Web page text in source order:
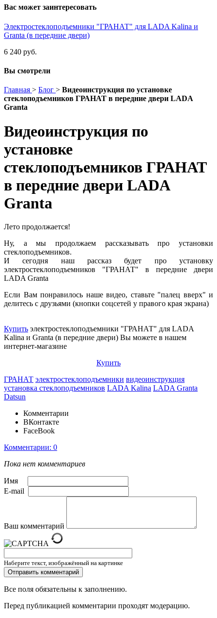
Вас может заинтересовать
Электростеклоподъемники "ГРАНАТ" для LADA Kalina и
Granta (в передние двери)
6 240 руб.
Вы смотрели
Главная > Блог > Видеоинструкция по установке
стеклоподъемников ГРАНАТ в передние двери LADA
Granta
Видеоинструкция по
установке
стеклоподъемников ГРАНАТ
в передние двери LADA
Granta
Лето продолжается!
Ну, а мы продолжаем рассказывать про установки
стеклоподъемников.
И сегодня наш рассказ будет про установку
электростеклоподъемников "ГРАНАТ" в передние двери
LADA Granta
Если Вам понравилось наше видео, ставьте "палец вверх" и
делитесь с друзьями (кнопки соцсетей у правого края экрана)
Купить электростеклоподъемники "ГРАНАТ" для LADA
Kalina и Granta (в передние двери) Вы можете в нашем
интернет-магазине
Купить
ГРАНАТ электростеклоподъемники видеоинструкция
установка стеклоподъемников LADA Kalina LADA Granta
Datsun
Комментарии
ВКонтакте
FaceBook
Комментарии: 0
Пока нет комментариев
Имя
E-mail
Ваш комментарий
Наберите текст, изображённый на картинке
Все поля обязательны к заполнению.
Перед публикацией комментарии проходят модерацию.